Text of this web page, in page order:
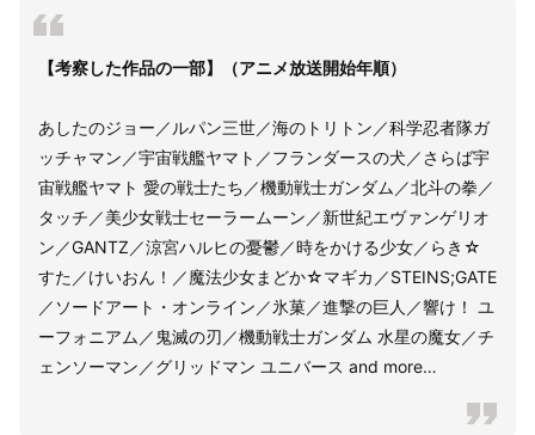
【考察した作品の一部】（アニメ放送開始年順）
あしたのジョー／ルパン三世／海のトリトン／科学忍者隊ガ
ッチャマン／宇宙戦艦ヤマト／フランダースの犬／さらば宇
宙戦艦ヤマト 愛の戦士たち／機動戦士ガンダム／北斗の拳／
タッチ／美少女戦士セーラームーン／新世紀エヴァンゲリオ
ン／GANTZ／涼宮ハルヒの憂鬱／時をかける少女／らき☆
すた／けいおん！／魔法少女まどか☆マギカ／STEINS;GATE
／ソードアート・オンライン／氷菓／進撃の巨人／響け！ ユ
ーフォニアム／鬼滅の刃／機動戦士ガンダム 水星の魔女／チ
ェンソーマン／グリッドマン ユニバース and more…